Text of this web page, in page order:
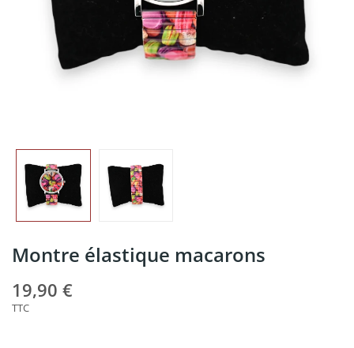
Montre élastique macarons
19,90 €
TTC